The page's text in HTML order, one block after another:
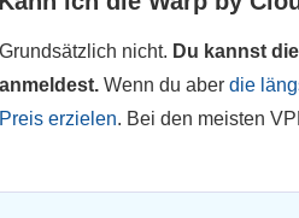
Grundsätzlich nicht. Du kannst
anmeldest. Wenn du aber die
Preis erzielen. Bei den meisten